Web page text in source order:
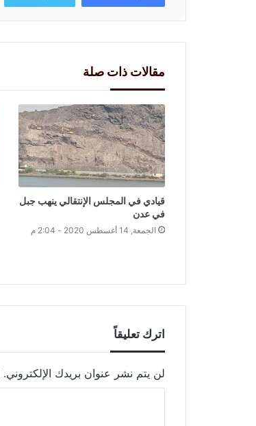
مقالات ذات صلة
قيادي في المجلس الإنتقالي ينهب جبل
في عدن
الجمعة, 14 أغسطس 2020 - 2:04 م
اترك تعليقاً
لن يتم نشر عنوان بريدك الإلكتروني.